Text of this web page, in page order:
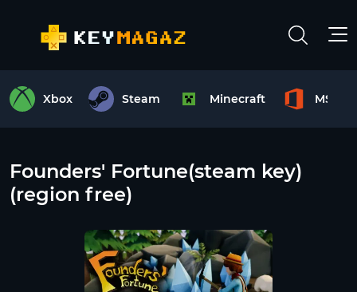
Xbox Steam Minecraft MS
Founders' Fortune(steam key)
(region free)